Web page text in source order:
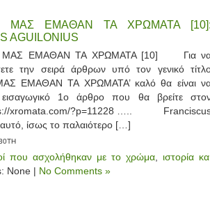
ΜΑΣ ΕΜΑΘΑΝ ΤΑ ΧΡΩΜΑΤΑ
AGUILONIUS
ΜΑΣ ΕΜΑΘΑΝ ΤΑ ΧΡΩΜΑΤΑ [10] Για
την σειρά άρθρων υπό τον γενικό
ΕΜΑΘΑΝ ΤΑ ΧΡΩΜΑΤΑ’ καλό θα είναι
εισαγωγικό 1ο άρθρο που θα βρείτε
xromata.com/?p=11228 …..
ίσως το παλαιότερο […]
που ασχολήθηκαν με το χρώμα
ιστορία
None | No Comments »